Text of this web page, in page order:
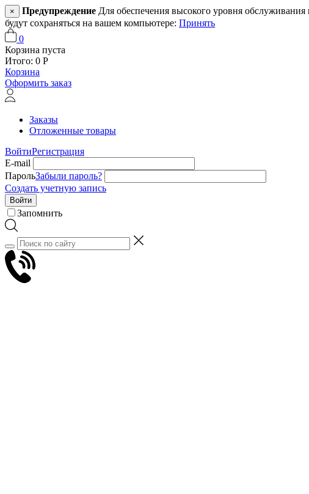
× Предупреждение Для обеспечения высокого уровня
будут сохраняться на вашем компьютере: Принять
0
Корзина пуста
Итого: 0 Р
Корзина
Оформить заказ
Заказы
Отложенные товары
ВойтиРегистрация
E-mail
ПарольЗабыли пароль?
Создать учетную запись
Войти
Запомнить